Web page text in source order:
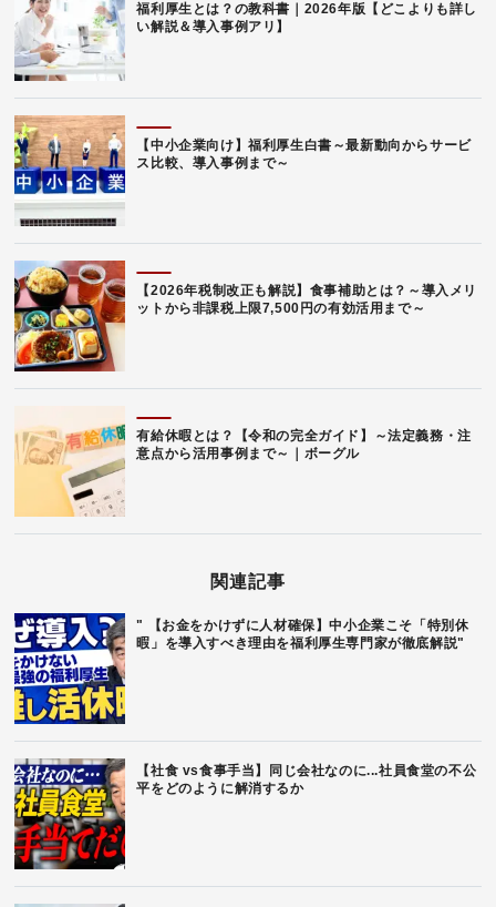
福利厚生とは？の教科書｜2026年版【どこよりも詳し
い解説＆導入事例アリ】
【中小企業向け】福利厚生白書～最新動向からサービ
ス比較、導入事例まで～
【2026年税制改正も解説】食事補助とは？～導入メリ
ットから非課税上限7,500円の有効活用まで～
有給休暇とは？【令和の完全ガイド】～法定義務・注
意点から活用事例まで～｜ボーグル
関連記事
" 【お金をかけずに人材確保】中小企業こそ「特別休
暇」を導入すべき理由を福利厚生専門家が徹底解説"
【社食 vs食事手当】同じ会社なのに...社員食堂の不公
平をどのように解消するか